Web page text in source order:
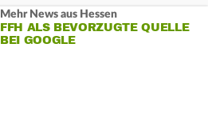
Mehr News aus Hessen
FFH ALS BEVORZUGTE QUELLE
BEI GOOGLE